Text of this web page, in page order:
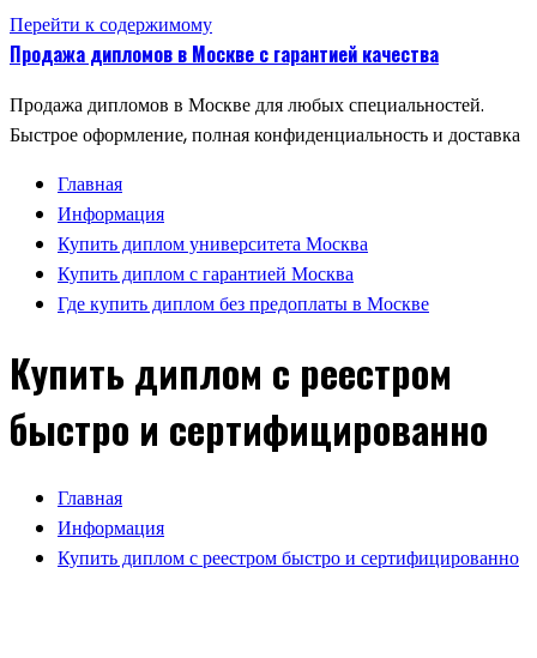
Перейти к содержимому
Продажа дипломов в Москве с гарантией качества
Продажа дипломов в Москве для любых специальностей.
Быстрое оформление, полная конфиденциальность и доставка
Главная
Информация
Купить диплом университета Москва
Купить диплом с гарантией Москва
Где купить диплом без предоплаты в Москве
Купить диплом с реестром
быстро и сертифицированно
Главная
Информация
Купить диплом с реестром быстро и сертифицированно